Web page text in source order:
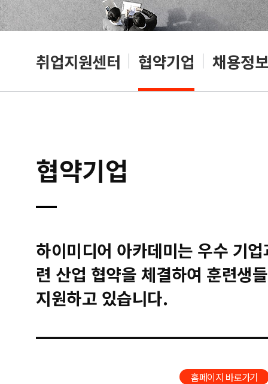
취업지원센터 협약기업 채용정보
협약기업
하이미디어 아카데미는 우수 기
련 산업 협약을 체결하여 훈련생
지원하고 있습니다.
홈페이지 바로가기